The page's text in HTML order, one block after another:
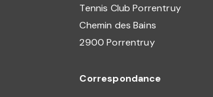
Tennis Club Porrentruy
Chemin des Bains
2900 Porrentruy
Correspondance